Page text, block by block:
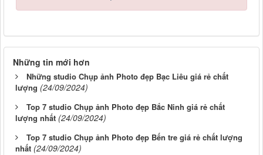
Những tin mới hơn
Những studio Chụp ảnh Photo đẹp Bạc Liêu giá rẻ chất
lượng (24/09/2024)
Top 7 studio Chụp ảnh Photo đẹp Bắc Ninh giá rẻ chất
lượng nhất (24/09/2024)
Top 7 studio Chụp ảnh Photo đẹp Bến tre giá rẻ chất lượng
nhất (24/09/2024)